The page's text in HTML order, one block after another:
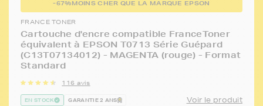
-67%MOINS CHER QUE LA MARQUE EPSON
FRANCE TONER
Cartouche d'encre compatible FranceToner
équivalent à EPSON T0713 Série Guépard
(C13T07134012) - MAGENTA (rouge) - Format
Standard
116 avis
EN STOCK GARANTIE 2 ANS Voir le produit